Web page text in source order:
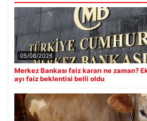
05/08/2026
Merkez Bankası faiz kararı ne zaman?
ayı faiz beklentisi belli oldu